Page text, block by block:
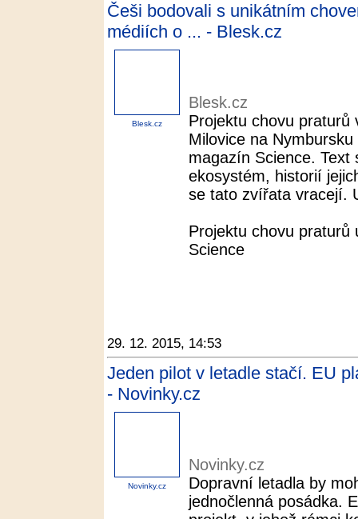
Češi bodovali s unikátním
médiích o ... - Blesk.cz
Blesk.cz
Blesk.cz
Projektu chovu praturů
Milovice na
magazín Science.
ekosystém, historií
se tato zvířata vracejí.
Projektu chovu praturů
Science
29. 12. 2015, 14:53
Jeden pilot v letadle stačí. EU
- Novinky.cz
Novinky.cz
Novinky.cz
Dopravní letadla by
jednočlenná posádka.